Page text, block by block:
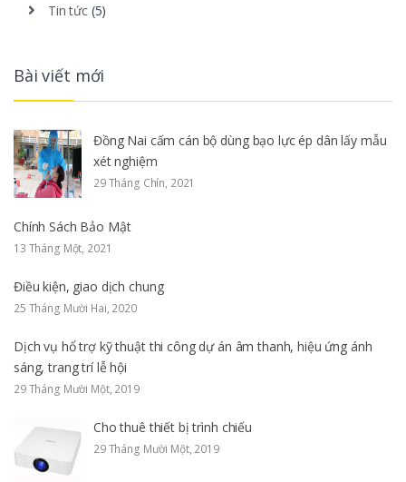
Tin tức(5)
Bài viết mới
Đồng Nai cấm cán bộ dùng bạo lực ép dân lấy mẫu
xét nghiệm
29 Tháng Chín, 2021
Chính Sách Bảo Mật
13 Tháng Một, 2021
Điều kiện, giao dịch chung
25 Tháng Mười Hai, 2020
Dịch vụ hổ trợ kỹ thuật thi công dự án âm thanh, hiệu ứng ánh
sáng, trang trí lễ hội
29 Tháng Mười Một, 2019
Cho thuê thiết bị trình chiếu
29 Tháng Mười Một, 2019